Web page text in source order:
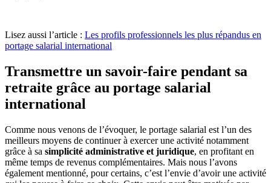
Lisez aussi l’article : Les profils professionnels les plus répandus en
portage salarial international
Transmettre un savoir-faire pendant sa
retraite grâce au portage salarial
international
Comme nous venons de l’évoquer, le portage salarial est l’un des
meilleurs moyens de continuer à exercer une activité notamment
grâce à sa simplicité administrative et juridique, en profitant en
même temps de revenus complémentaires. Mais nous l’avons
également mentionné, pour certains, c’est l’envie d’avoir une activité